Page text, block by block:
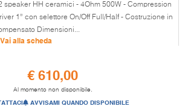
speaker HH ceramici - 4Ohm 500W - Compression
1” con selettore On/Off Full/Half - Costruzione in
Dimensioni...
alla scheda
€ 610,00
Al momento non disponibile.
AVVISAMI QUANDO DISPONIBILE